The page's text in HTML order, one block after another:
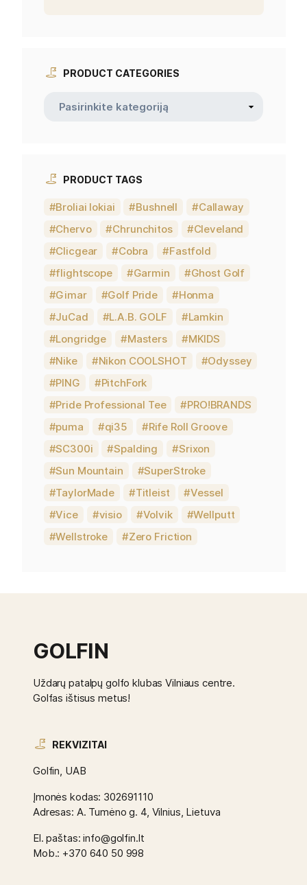
PRODUCT CATEGORIES
PRODUCT TAGS
Broliai lokiai Bushnell
Callaway
Chervo
Chrunchitos
Cleveland
Clicgear
Cobra
Fastfold
flightscope
Garmin
Ghost Golf
Gimar
Golf Pride
Honma
JuCad
L.A.B. GOLF
Lamkin
Longridge
Masters
MKIDS
Nike
Nikon COOLSHOT
Odyssey
PING
PitchFork
Pride Professional Tee
PRO!BRANDS
puma
qi35
Rife Roll Groove
SC300i
Spalding
Srixon
Sun Mountain
SuperStroke
TaylorMade
Titleist
Vessel
Vice
visio Volvik
Wellputt
Wellstroke
Zero Friction
GOLFIN
Uždarų patalpų golfo klubas Vilniaus centre.
Golfas ištisus metus!
REKVIZITAI
Golfin, UAB
Įmonės kodas: 302691110
Adresas: A. Tumėno g. 4, Vilnius, Lietuva
El. paštas: info@golfin.lt
Mob.: +370 640 50 998